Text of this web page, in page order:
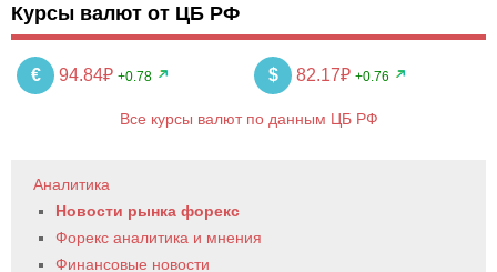
Курсы валют от ЦБ РФ
€ 94.84₽ +0.78 $ 82.17₽ +0.76
Все курсы валют по данным ЦБ РФ
Аналитика
Новости рынка форекс
Форекс аналитика и мнения
Финансовые новости